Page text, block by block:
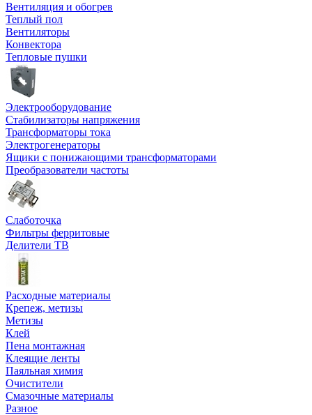
Вентиляция и обогрев
Теплый пол
Вентиляторы
Конвектора
Тепловые пушки
Электрооборудование
Стабилизаторы напряжения
Трансформаторы тока
Электрогенераторы
Ящики с понижающими трансформаторами
Преобразователи частоты
Слаботочка
Фильтры ферритовые
Делители ТВ
Расходные материалы
Крепеж, метизы
Метизы
Клей
Пена монтажная
Клеящие ленты
Паяльная химия
Очистители
Смазочные материалы
Разное